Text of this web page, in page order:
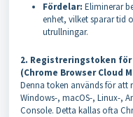
Fördelar: Eliminerar
enhet, vilket sparar tid
utrullningar.
2. Registreringstoken
(Chrome Browser Cloud
Denna token används för att
Windows-, macOS-, Linux-,
Console. Detta kallas ofta